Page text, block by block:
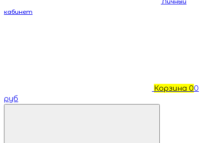
кабинет
Корзина 00
руб